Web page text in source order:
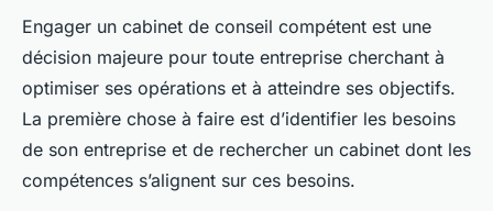
Engager un cabinet de conseil compétent est une
décision majeure pour toute entreprise cherchant à
optimiser ses opérations et à atteindre ses objectifs.
La première chose à faire est d’identifier les besoins
de son entreprise et de rechercher un cabinet dont les
compétences s’alignent sur ces besoins.